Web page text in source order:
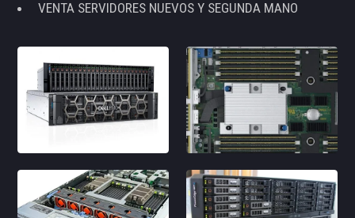
VENTA SERVIDORES NUEVOS Y SEGUNDA MANO